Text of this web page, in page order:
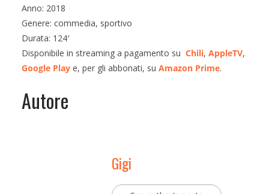
Anno: 2018
Genere: commedia, sportivo
Durata: 124′
Disponibile in streaming a pagamento su Chili, AppleTV,
Google Play e, per gli abbonati, su Amazon Prime.
Autore
Gigi